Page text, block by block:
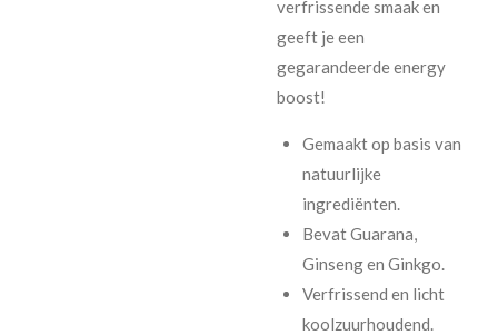
verfrissende smaak en
geeft je een
gegarandeerde energy
boost!
Gemaakt op basis van
natuurlijke
ingrediënten.
Bevat Guarana,
Ginseng en Ginkgo.
Verfrissend en licht
koolzuurhoudend.